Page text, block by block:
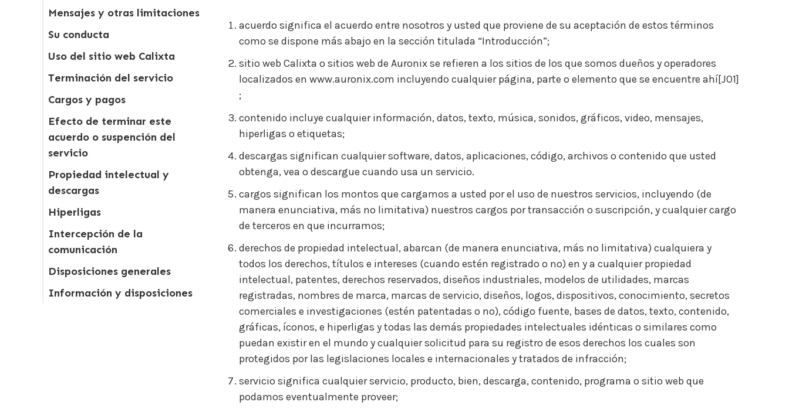
Mensajes y otras limitaciones
Su conducta
Uso del sitio web Calixta
Terminación del servicio
Cargos y pagos
Efecto de terminar este
acuerdo o suspención del
servicio
Propiedad intelectual y
descargas
Hiperligas
Intercepción de la
comunicación
Disposiciones generales
Información y disposiciones
acuerdo significa el acuerdo entre nosotros y usted que proviene de su aceptación de estos términos
como se dispone más abajo en la sección titulada “Introducción”;
sitio web Calixta o sitios web de Auronix se refieren a los sitios de los que somos dueños y operadores
localizados en www.auronix.com incluyendo cualquier página, parte o elemento que se encuentre ahí[JO1]
;
contenido incluye cualquier información, datos, texto, música, sonidos, gráficos, video, mensajes,
hiperligas o etiquetas;
descargas significan cualquier software, datos, aplicaciones, código, archivos o contenido que usted
obtenga, vea o descargue cuando usa un servicio.
cargos significan los montos que cargamos a usted por el uso de nuestros servicios, incluyendo (de
manera enunciativa, más no limitativa) nuestros cargos por transacción o suscripción, y cualquier cargo
de terceros en que incurramos;
derechos de propiedad intelectual, abarcan (de manera enunciativa, más no limitativa) cualquiera y
todos los derechos, títulos e intereses (cuando estén registrado o no) en y a cualquier propiedad
intelectual, patentes, derechos reservados, diseños industriales, modelos de utilidades, marcas
registradas, nombres de marca, marcas de servicio, diseños, logos, dispositivos, conocimiento, secretos
comerciales e investigaciones (estén patentadas o no), código fuente, bases de datos, texto, contenido,
gráficas, íconos, e hiperligas y todas las demás propiedades intelectuales idénticas o similares como
puedan existir en el mundo y cualquier solicitud para su registro de esos derechos los cuales son
protegidos por las legislaciones locales e internacionales y tratados de infracción;
servicio significa cualquier servicio, producto, bien, descarga, contenido, programa o sitio web que
podamos eventualmente proveer;